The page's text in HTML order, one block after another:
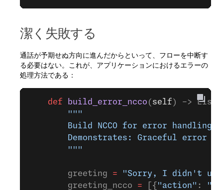
潔く失敗する
通話が予期せぬ方向に進んだからといって、フローを中断す
る必要はない。これが、アプリケーションにおけるエラーの
処理方法である：
    def
build_error_ncco ( self ) ->
        """
        Build NCCO for error handling
Demonstrates: Graceful error
        """
        greeting
= "Sorry, I didn't
        greeting_ncco
= [{ "action" :